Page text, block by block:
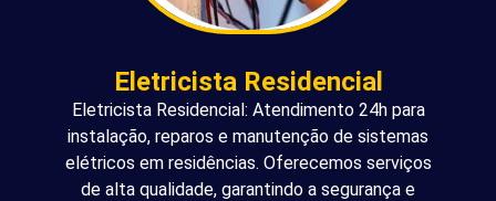
Eletricista Residencial
Eletricista Residencial: Atendimento 24h para
instalação, reparos e manutenção de sistemas
elétricos em residências. Oferecemos serviços
de alta qualidade, garantindo a segurança e